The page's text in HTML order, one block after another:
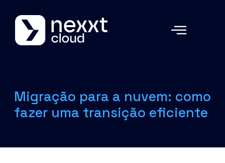
Migração para a nuvem: como
fazer uma transição eficiente